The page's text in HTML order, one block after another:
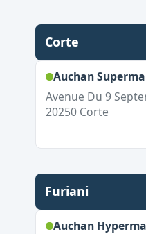
Corte
Auchan
Avenue Du 9
20250 Corte
Furiani
Auchan